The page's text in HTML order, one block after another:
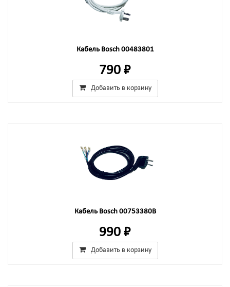
Кабель Bosch 00483801
790 ₽
Добавить в корзину
Кабель Bosch 00753380B
990 ₽
Добавить в корзину